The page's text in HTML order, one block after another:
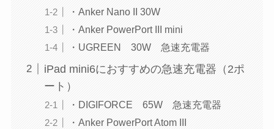
・Anker Nano II 30W
・Anker PowerPort III mini
・UGREEN 30W 急速充電器
iPad mini6におすすめの急速充電器（2ポ
ート）
・DIGIFORCE 65W 急速充電器
・Anker PowerPort Atom III